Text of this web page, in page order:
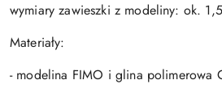
wymiary zawieszki z modeliny: ok.
Materiały:
- modelina FIMO i glina polimerowa